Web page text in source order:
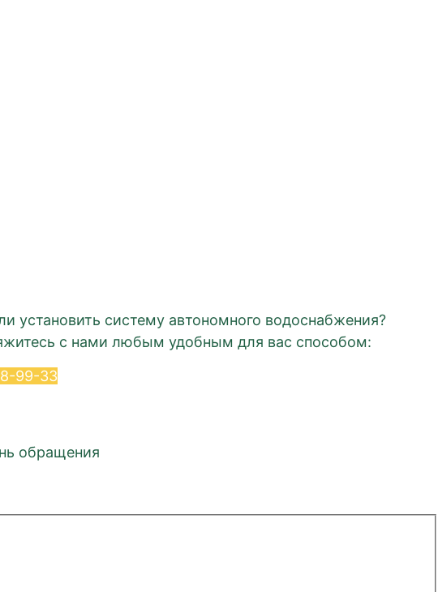
установить систему автономного водоснабжения?
с нами любым удобным для вас способом:
99-33
обращения